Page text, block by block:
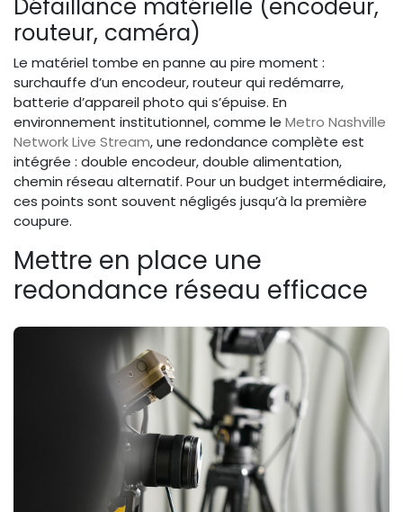
Défaillance matérielle (encodeur,
routeur, caméra)
Le matériel tombe en panne au pire moment :
surchauffe d’un encodeur, routeur qui redémarre,
batterie d’appareil photo qui s’épuise. En
environnement institutionnel, comme le Metro Nashville
Network Live Stream, une redondance complète est
intégrée : double encodeur, double alimentation,
chemin réseau alternatif. Pour un budget intermédiaire,
ces points sont souvent négligés jusqu’à la première
coupure.
Mettre en place une
redondance réseau efficace